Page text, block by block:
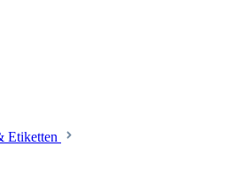
Etiketten